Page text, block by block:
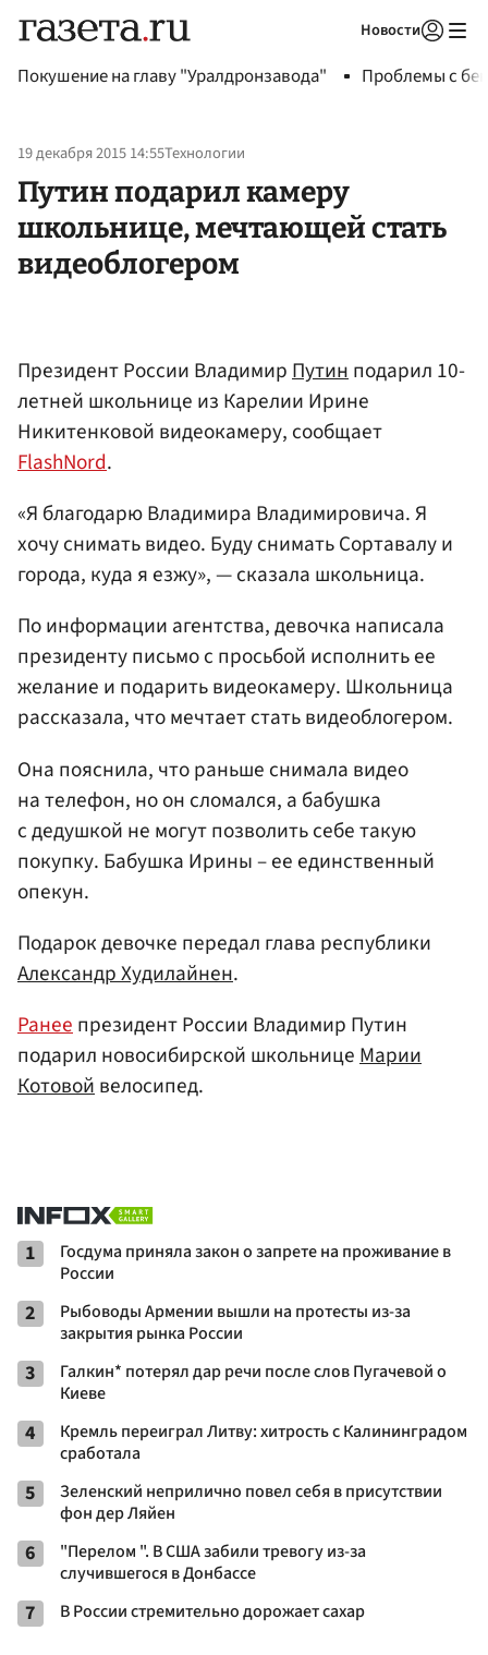
Новости
Покушение на главу "Уралдронзавода" Проблемы с
19 декабря 2015 14:55Технологии
Путин подарил камеру
школьнице, мечтающей стать
видеоблогером
Президент России ВладимирПутинподарил 10-
летней школьнице из Карелии Ирине
Никитенковой видеокамеру, сообщает
FlashNord.
«Я благодарю Владимира Владимировича. Я
хочу снимать видео. Буду снимать Сортавалу и
города, куда я езжу», — сказала школьница.
По информации агентства, девочка написала
президенту письмо с просьбой исполнить ее
желание и подарить видеокамеру. Школьница
рассказала, что мечтает стать видеоблогером.
Она пояснила, что раньше снимала видео
на телефон, но он сломался, а бабушка
с дедушкой не могут позволить себе такую
покупку. Бабушка Ирины – ее единственный
опекун.
Подарок девочке передал глава республики
Александр Худилайнен.
Ранеепрезидент России Владимир Путин
подарил новосибирской школьницеМарии
Котовойвелосипед.
1
Госдума приняла закон о запрете на проживание в
России
2
Рыбоводы Армении вышли на протесты из-за
закрытия рынка России
3
Галкин* потерял дар речи после слов Пугачевой о
Киеве
4
Кремль переиграл Литву: хитрость с Калининградом
сработала
5
Зеленский неприлично повел cебя в присутствии
фон дер Ляйен
6
"Перелом ". В США забили тревогу из-за
случившегося в Донбассе
7 В России стремительно дорожает сахар